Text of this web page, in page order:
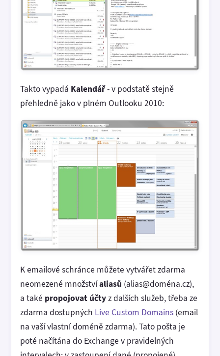
Takto vypadá Kalendář- v podstatě stejně
přehledně jako v plném Outlooku 2010:
K emailové schránce můžete vytvářet zdarma
neomezené množstvíaliasů (alias@doména.cz),
a také propojovat účtyz dalších služeb, třeba ze
zdarma dostupných Live Custom Domains (email
na vaší vlastní doméně zdarma). Tato pošta je
poté načítána do Exchange v pravidelných